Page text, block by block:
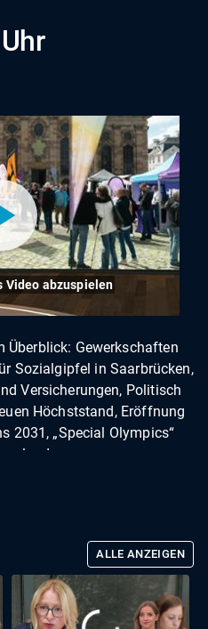
Video abzuspielen
Überblick: Gewerkschaften
Sozialgipfel in Saarbrücken,
Versicherungen, Politisch
Höchststand, Eröffnung
2031, „Special Olympics“
ALLE ANZEIGEN